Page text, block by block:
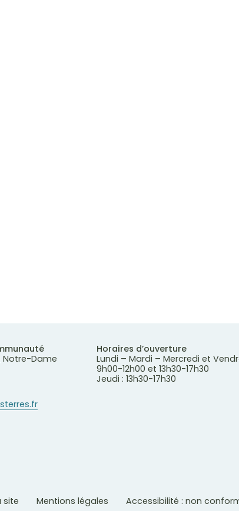
Notre-Dame
Horaires d’ouverture
Lundi – Mardi – Mercredi et
9h00-12h00 et 13h30-17h30
Jeudi : 13h30-17h30
site Mentions légales Accessibilité : non